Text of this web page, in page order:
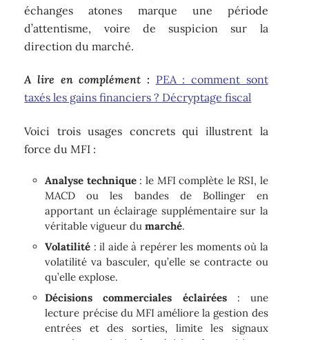
échanges atones marque une période
d’attentisme, voire de suspicion sur la
direction du marché.
A lire en complément : PEA : comment sont
taxés les gains financiers ? Décryptage fiscal
Voici trois usages concrets qui illustrent la
force du MFI :
Analyse technique: le MFI complète le RSI, le
MACD ou les bandes de Bollinger en
apportant un éclairage supplémentaire sur la
véritable vigueur dumarché.
Volatilité : il aide à repérer les moments où la
volatilité va basculer, qu’elle se contracte ou
qu’elle explose.
Décisions commerciales éclairées: une
lecture précise du MFI améliore la gestion des
entrées et des sorties, limite les signaux